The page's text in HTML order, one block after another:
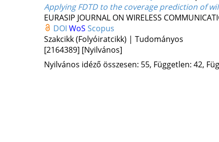
Applying FDTD to the coverage prediction of
EURASIP JOURNAL ON WIRELESS
DOI WoS Scopus
Szakcikk (Folyóiratcikk) | Tudományos
[2164389] [Nyilvános]
Nyilvános idéző összesen: 55, Független: 42,